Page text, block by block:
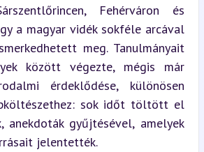
Fehérváron és
a magyar vidék sokféle arcával
meg. Tanulmányait
között végezte, mégis már
érdeklődése, különösen
sok időt töltött el
anekdoták gyűjtésével, amelyek
jelentették.